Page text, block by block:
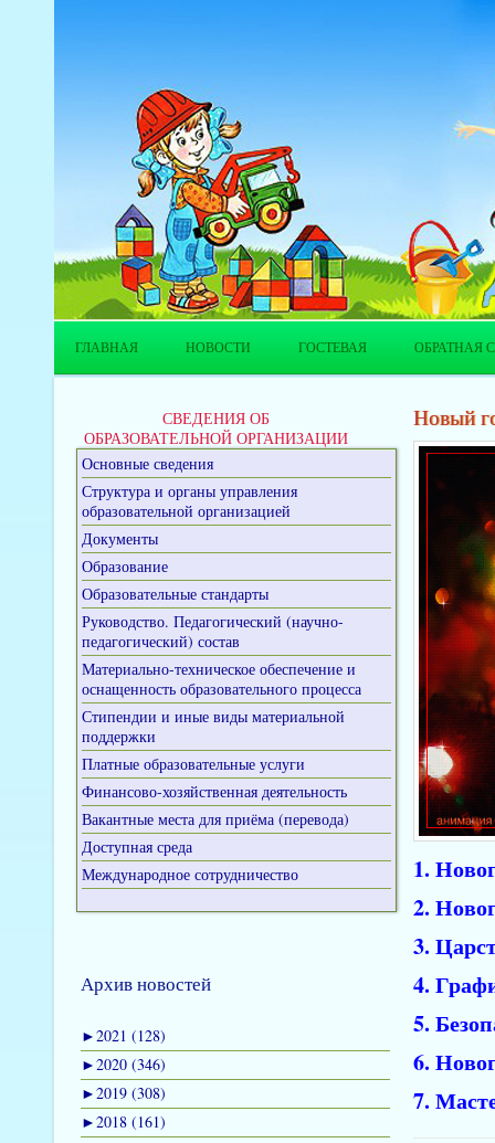
ГЛАВНАЯ НОВОСТИ ГОСТЕВАЯ ОБРАТНАЯ
СВЕДЕНИЯ ОБ
ОБРАЗОВАТЕЛЬНОЙ ОРГАНИЗАЦИИ
Основные сведения
Структура и органы управления
образовательной организацией
Документы
Образование
Образовательные стандарты
Руководство. Педагогический (научно-
педагогический) состав
Материально-техническое обеспечение и
оснащенность образовательного процесса
Стипендии и иные виды материальной
поддержки
Платные образовательные услуги
Финансово-хозяйственная деятельность
Вакантные места для приёма (перевода)
Доступная среда
Международное сотрудничество
Архив новостей
►2021 (128)
►2020 (346)
►2019 (308)
►2018 (161)
Новый
1.
2.
3.
4.
5.
6.
7.